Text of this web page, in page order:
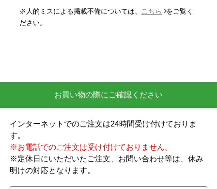
ショップからの連絡や対応は適切でしたか？
はい
はい
またこのショップを利用したいですか？
※人的ミスによる掲載不備については、 こちら
をご覧く
ださい。
お買い物の際にご確認ください
インターネットでのご注文は24時間受け付けておりま
す。
※お電話でのご注文は受け付けておりません。
※定休日にいただいたご注文、お問い合わせ等は、休み
明けの対応となります。